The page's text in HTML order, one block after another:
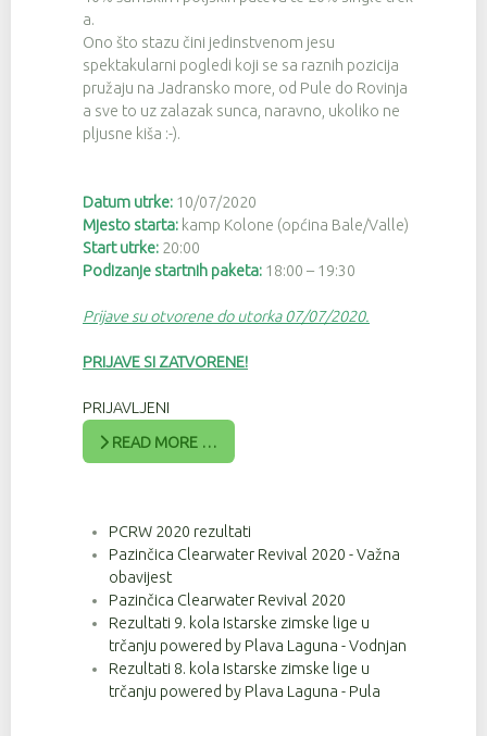
a.
Ono što stazu čini jedinstvenom jesu
spektakularni pogledi koji se sa raznih pozicija
pružaju na Jadransko more, od Pule do Rovinja
a sve to uz zalazak sunca, naravno, ukoliko ne
pljusne kiša :-).
Datum utrke: 10/07/2020
Mjesto starta: kamp Kolone (općina Bale/Valle)
Start utrke: 20:00
Podizanje startnih paketa: 18:00 – 19:30
Prijave su otvorene do utorka 07/07/2020.
PRIJAVE SI ZATVORENE!
PRIJAVLJENI
READ MORE …
PCRW 2020 rezultati
Pazinčica Clearwater Revival 2020 - Važna
obavijest
Pazinčica Clearwater Revival 2020
Rezultati 9. kola Istarske zimske lige u
trčanju powered by Plava Laguna - Vodnjan
Rezultati 8. kola Istarske zimske lige u
trčanju powered by Plava Laguna - Pula